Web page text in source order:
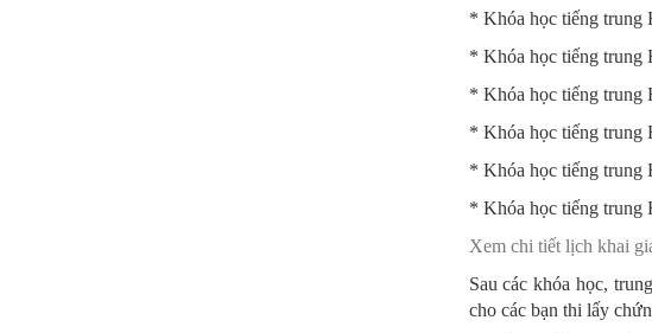
* Khóa học tiếng trung
* Khóa học tiếng trung
* Khóa học tiếng trung
* Khóa học tiếng trung
* Khóa học tiếng trung
* Khóa học tiếng trung
Xem chi tiết lịch khai
Sau các khóa học,
cho các bạn thi lấy